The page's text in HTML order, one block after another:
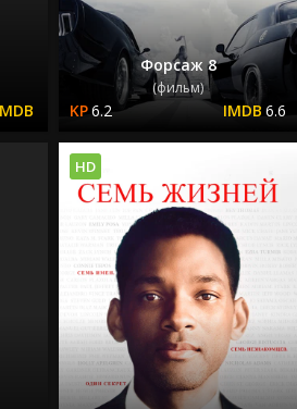
Форсаж 8
(фильм)
6.2 6.6
HD